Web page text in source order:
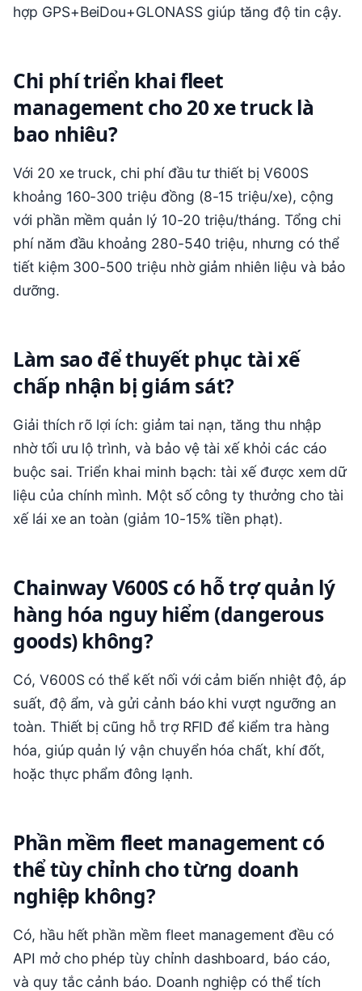
hợp GPS+BeiDou+GLONASS giúp tăng độ tin cậy.
Chi phí triển khai fleet
management cho 20 xe truck là
bao nhiêu?
Với 20 xe truck, chi phí đầu tư thiết bị V600S
khoảng 160-300 triệu đồng (8-15 triệu/xe), cộng
với phần mềm quản lý 10-20 triệu/tháng. Tổng chi
phí năm đầu khoảng 280-540 triệu, nhưng có thể
tiết kiệm 300-500 triệu nhờ giảm nhiên liệu và bảo
dưỡng.
Làm sao để thuyết phục tài xế
chấp nhận bị giám sát?
Giải thích rõ lợi ích: giảm tai nạn, tăng thu nhập
nhờ tối ưu lộ trình, và bảo vệ tài xế khỏi các cáo
buộc sai. Triển khai minh bạch: tài xế được xem dữ
liệu của chính mình. Một số công ty thưởng cho tài
xế lái xe an toàn (giảm 10-15% tiền phạt).
Chainway V600S có hỗ trợ quản lý
hàng hóa nguy hiểm (dangerous
goods) không?
Có, V600S có thể kết nối với cảm biến nhiệt độ, áp
suất, độ ẩm, và gửi cảnh báo khi vượt ngưỡng an
toàn. Thiết bị cũng hỗ trợ RFID để kiểm tra hàng
hóa, giúp quản lý vận chuyển hóa chất, khí đốt,
hoặc thực phẩm đông lạnh.
Phần mềm fleet management có
thể tùy chỉnh cho từng doanh
nghiệp không?
Có, hầu hết phần mềm fleet management đều có
API mở cho phép tùy chỉnh dashboard, báo cáo,
và quy tắc cảnh báo. Doanh nghiệp có thể tích